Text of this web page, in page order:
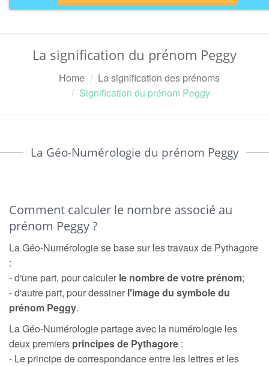
La signification du prénom Peggy
Home
La signification des prénoms
Signification du prénom Peggy
La Géo-Numérologie du prénom Peggy
Comment calculer le nombre associé au
prénom Peggy ?
La Géo-Numérologie se base sur les travaux de Pythagore
:
- d'une part, pour calculer le nombre de votre prénom;
- d'autre part, pour dessiner l'image du symbole du
prénom Peggy.
La Géo-Numérologie partage avec la numérologie les
deux premiers principes de Pythagore :
- Le principe de correspondance entre les lettres et les